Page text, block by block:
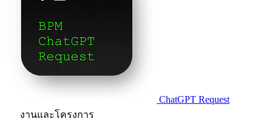
ChatGPT Request
งานและโครงการ